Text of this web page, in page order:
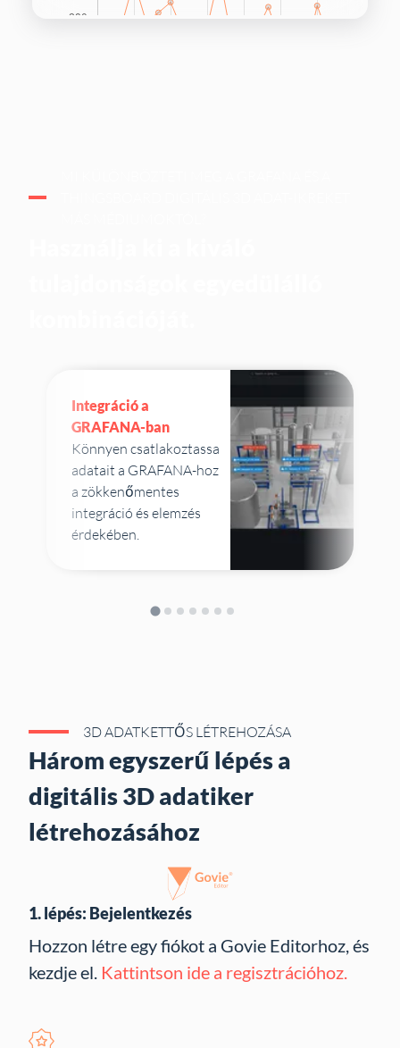
Integráció a
GRAFANA-ban
Könnyen csatlakoztassa
adatait a GRAFANA-hoz
a zökkenőmentes
integráció és elemzés
érdekében.
3D ADATKETTŐS LÉTREHOZÁSA
Három egyszerű lépés a
digitális 3D adatiker
létrehozásához
1. lépés: Bejelentkezés
Hozzon létre egy fiókot a Govie Editorhoz, és
kezdje el. Kattintson ide a regisztrációhoz.